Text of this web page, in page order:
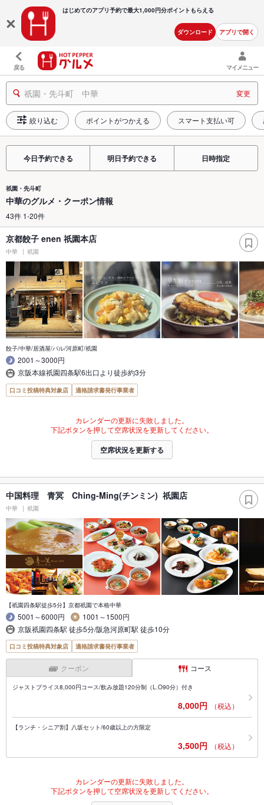
はじめてのアプリ予約で最大1,000円分ポイントもらえる
ダウンロード アプリで開く
戻る マイメニュー
祇園・先斗町 中華 変更
絞り込む ポイントがつかえる スマート支払い可
今日予約できる 明日予約できる 日時指定
祇園・先斗町
中華のグルメ・クーポン情報
43件 1-20件
京都餃子 enen 祇園本店
中華 祇園
餃子/中華/居酒屋/バル/河原町/祇園
2001～3000円
京阪本線祇園四条駅6出口より徒歩約3分
口コミ投稿特典対象店 適格請求書発行事業者
カレンダーの更新に失敗しました。
下記ボタンを押して空席状況を更新してください。
空席状況を更新する
中国料理 青冥 Ching-Ming(チンミン) 祇園店
中華 祇園
【祇園四条駅徒歩5分】京都祇園で本格中華
5001～6000円
1001～1500円
京阪祇園四条駅 徒歩5分/阪急河原町駅 徒歩10分
口コミ投稿特典対象店 適格請求書発行事業者
クーポン コース
ジャストプライス8,000円コース/飲み放題120分制（L.O90分）付き
8,000円 （税込）
【ランチ・シニア割】八坂セット/60歳以上の方限定
3,500円 （税込）
カレンダーの更新に失敗しました。
下記ボタンを押して空席状況を更新してください。